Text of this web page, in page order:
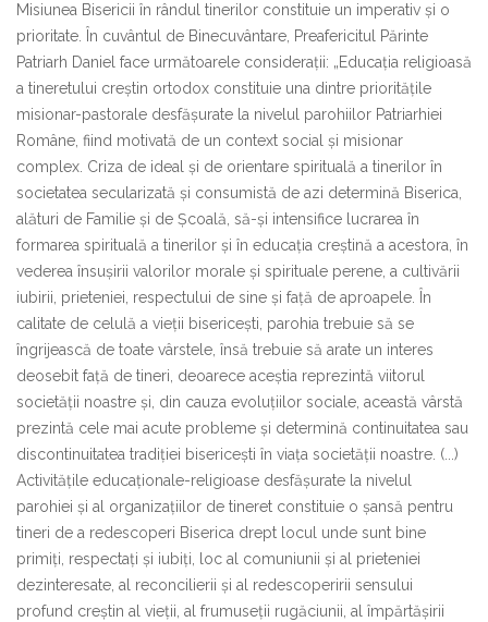
Misiunea Bisericii în rândul tinerilor constituie un imperativ și o
prioritate. În cuvântul de Binecuvântare, Preafericitul Părinte
Patriarh Daniel face următoarele considerații: „Educația religioasă
a tineretului creștin ortodox constituie una dintre prioritățile
misionar-pastorale desfășurate la nivelul parohiilor Patriarhiei
Române, fiind motivată de un context social și misionar
complex. Criza de ideal și de orientare spirituală a tinerilor în
societatea secularizată și consumistă de azi determină Biserica,
alături de Familie și de Școală, să-și intensifice lucrarea în
formarea spirituală a tinerilor și în educația creștină a acestora, în
vederea însușirii valorilor morale și spirituale perene, a cultivării
iubirii, prieteniei, respectului de sine și față de aproapele. În
calitate de celulă a vieții bisericești, parohia trebuie să se
îngrijească de toate vârstele, însă trebuie să arate un interes
deosebit față de tineri, deoarece aceștia reprezintă viitorul
societății noastre și, din cauza evoluțiilor sociale, această vârstă
prezintă cele mai acute probleme și determină continuitatea sau
discontinuitatea tradiției bisericești în viața societății noastre. (...)
Activitățile educaționale-religioase desfășurate la nivelul
parohiei și al organizațiilor de tineret constituie o șansă pentru
tineri de a redescoperi Biserica drept locul unde sunt bine
primiți, respectați și iubiți, loc al comuniunii și al prieteniei
dezinteresate, al reconcilierii și al redescoperirii sensului
profund creștin al vieții, al frumuseții rugăciunii, al împărtășirii